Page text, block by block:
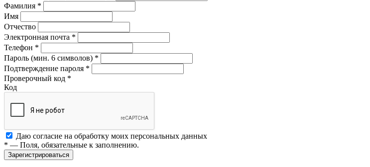
Фамилия *
Имя
Отчество
Электронная почта *
Телефон *
Пароль (мин. 6 символов) *
Подтверждение пароля *
Проверочный код *
Код
Даю согласие на обработку моих персональных данных
* — Поля, обязательные к заполнению.
Зарегистрироваться